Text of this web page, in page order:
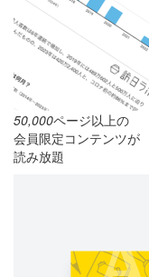
50,000ページ以上の
会員限定コンテンツが
読み放題